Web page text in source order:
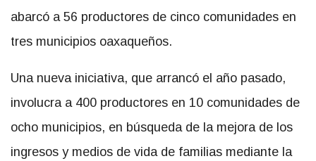
abarcó a 56 productores de cinco comunidades en
tres municipios oaxaqueños.
Una nueva iniciativa, que arrancó el año pasado,
involucra a 400 productores en 10 comunidades de
ocho municipios, en búsqueda de la mejora de los
ingresos y medios de vida de familias mediante la